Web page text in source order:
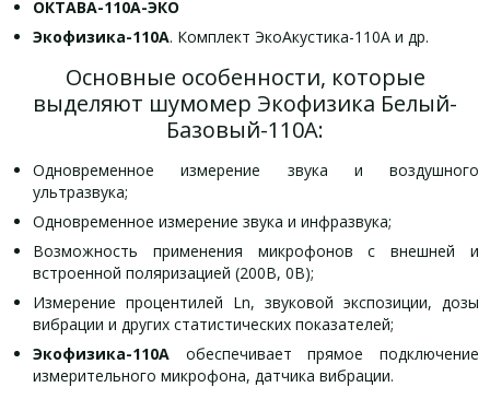
ОКТАВА-110А-ЭКО
Экофизика-110А. Комплект ЭкоАкустика-110А и др.
Основные особенности, которые
выделяют шумомер Экофизика Белый-
Базовый-110А:
Одновременное измерение звука и воздушного
ультразвука;
Одновременное измерение звука и инфразвука;
Возможность применения микрофонов с внешней и
встроенной поляризацией (200В, 0В);
Измерение процентилей Ln, звуковой экспозиции, дозы
вибрации и других статистических показателей;
Экофизика-110А обеспечивает прямое подключение
измерительного микрофона, датчика вибрации.